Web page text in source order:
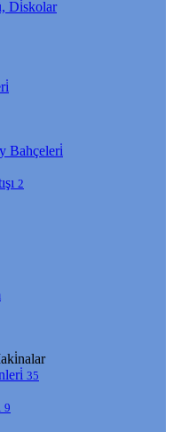
Di̇skolar
Bahçeleri̇
2
35
9